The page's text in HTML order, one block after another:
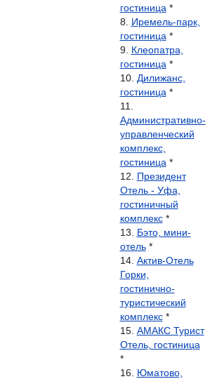
гостиница *
Иремель-парк,
гостиница *
Клеопатра,
гостиница *
Дилижанс,
гостиница *
Административно-
управленческий
комплекс,
гостиница *
Президент
Отель - Уфа,
гостиничный
комплекс*
Бэто, мини-
отель*
Актив-Отель
Горки,
гостинично-
туристический
комплекс*
АМАКС Турист
Отель, гостиница
*
Юматово,